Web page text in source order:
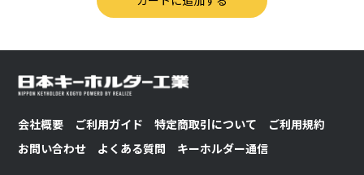
会社概要 ご利用ガイド 特定商取引について
ご利用規約
お問い合わせ
よくある質問 キーホルダー通信